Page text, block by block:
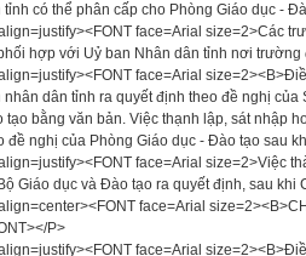
tỉnh có thể phân cấp cho Phòng Giáo dục -
face=Arial size=2>Các
hợp với Uỷ ban Nhân dân tỉnh nơi trường
face=Arial
nhân dân tỉnh ra quyết định theo đề nghị
tạo bằng văn bản. Việc thạnh lập, sát nhập
đề nghị của Phòng Giáo dục - Đào tạo sau
face=Arial size=2>Việc
Giáo dục và Đào tạo ra quyết định, sau khi
face=Arial
P>
face=Arial